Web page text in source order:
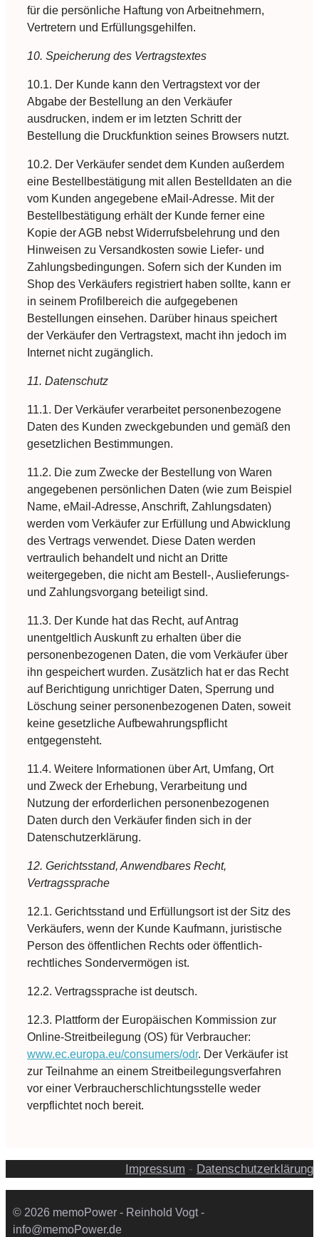
für die persönliche Haftung von Arbeitnehmern,
Vertretern und Erfüllungsgehilfen.
10. Speicherung des Vertragstextes
10.1. Der Kunde kann den Vertragstext vor der
Abgabe der Bestellung an den Verkäufer
ausdrucken, indem er im letzten Schritt der
Bestellung die Druckfunktion seines Browsers nutzt.
10.2. Der Verkäufer sendet dem Kunden außerdem
eine Bestellbestätigung mit allen Bestelldaten an die
vom Kunden angegebene eMail-Adresse. Mit der
Bestellbestätigung erhält der Kunde ferner eine
Kopie der AGB nebst Widerrufsbelehrung und den
Hinweisen zu Versandkosten sowie Liefer- und
Zahlungsbedingungen. Sofern sich der Kunden im
Shop des Verkäufers registriert haben sollte, kann er
in seinem Profilbereich die aufgegebenen
Bestellungen einsehen. Darüber hinaus speichert
der Verkäufer den Vertragstext, macht ihn jedoch im
Internet nicht zugänglich.
11. Datenschutz
11.1. Der Verkäufer verarbeitet personenbezogene
Daten des Kunden zweckgebunden und gemäß den
gesetzlichen Bestimmungen.
11.2. Die zum Zwecke der Bestellung von Waren
angegebenen persönlichen Daten (wie zum Beispiel
Name, eMail-Adresse, Anschrift, Zahlungsdaten)
werden vom Verkäufer zur Erfüllung und Abwicklung
des Vertrags verwendet. Diese Daten werden
vertraulich behandelt und nicht an Dritte
weitergegeben, die nicht am Bestell-, Auslieferungs-
und Zahlungsvorgang beteiligt sind.
11.3. Der Kunde hat das Recht, auf Antrag
unentgeltlich Auskunft zu erhalten über die
personenbezogenen Daten, die vom Verkäufer über
ihn gespeichert wurden. Zusätzlich hat er das Recht
auf Berichtigung unrichtiger Daten, Sperrung und
Löschung seiner personenbezogenen Daten, soweit
keine gesetzliche Aufbewahrungspflicht
entgegensteht.
11.4. Weitere Informationen über Art, Umfang, Ort
und Zweck der Erhebung, Verarbeitung und
Nutzung der erforderlichen personenbezogenen
Daten durch den Verkäufer finden sich in der
Datenschutzerklärung.
12. Gerichtsstand, Anwendbares Recht,
Vertragssprache
12.1. Gerichtsstand und Erfüllungsort ist der Sitz des
Verkäufers, wenn der Kunde Kaufmann, juristische
Person des öffentlichen Rechts oder öffentlich-
rechtliches Sondervermögen ist.
12.2. Vertragssprache ist deutsch.
12.3. Plattform der Europäischen Kommission zur
Online-Streitbeilegung (OS) für Verbraucher:
www.ec.europa.eu/consumers/odr. Der Verkäufer ist
zur Teilnahme an einem Streitbeilegungsverfahren
vor einer Verbraucherschlichtungsstelle weder
verpflichtet noch bereit.
Impressum - Datenschutzerklärung
© 2026 memoPower - Reinhold Vogt -
info@memoPower.de